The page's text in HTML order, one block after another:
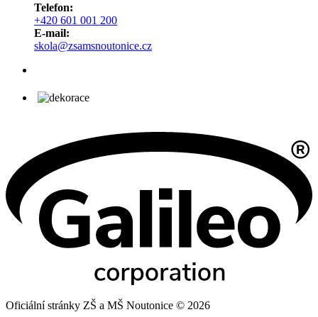
Telefon:
+420 601 001 200
E-mail:
skola@zsamsnoutonice.cz
Oficiální stránky ZŠ a MŠ Noutonice © 2026